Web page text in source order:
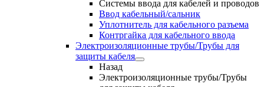
Системы ввода для кабелей и проводов
Ввод кабельный/сальник
Уплотнитель для кабельного разъема
Контргайка для кабельного ввода
Электроизоляционные трубы/Трубы для
защиты кабеля
Назад
Электроизоляционные трубы/Трубы